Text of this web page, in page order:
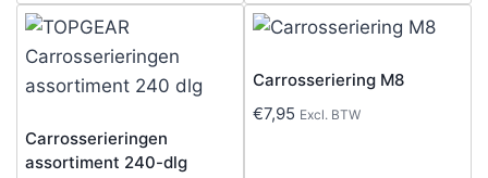
Carrosserieringen
assortiment 240-dlg
Carrosseriering M8
€7,95 Excl. BTW